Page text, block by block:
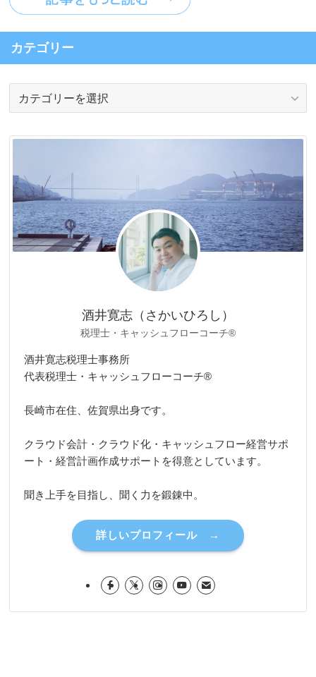
カテゴリー
リ
酒井寛志（さかいひろし）
税理士・キャッシュフローコーチ®
酒井寛志税理士事務所
代表税理士・キャッシュフローコーチ®
長崎市在住、佐賀県出身です。
クラウド会計・クラウド化・キャッシュフロー経営サポ
ート・経営計画作成サポートを得意としています。
聞き上手を目指し、聞く力を鍛錬中。
詳しいプロフィール →